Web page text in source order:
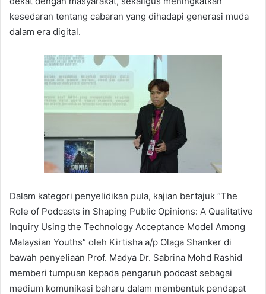
kesedaran tentang cabaran yang dihadapi generasi muda
dalam era digital.
Dalam kategori penyelidikan pula, kajian bertajuk “The
Role of Podcasts in Shaping Public Opinions: A Qualitative
Inquiry Using the Technology Acceptance Model Among
Malaysian Youths” oleh Kirtisha a/p Olaga Shanker di
bawah penyeliaan Prof. Madya Dr. Sabrina Mohd Rashid
memberi tumpuan kepada pengaruh podcast sebagai
medium komunikasi baharu dalam membentuk pendapat